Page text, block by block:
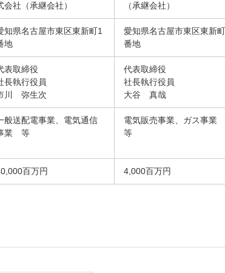
会社（承継会社）
（承継会社）
知県名古屋市東区東新町1
地
愛知県名古屋市東区東新
番地
表取締役
長執行役員
川 弥生次
代表取締役
社長執行役員
大谷 真哉
般送配電事業、電気通信
業 等
電気販売事業、ガス事
等
百万円 4,000百万円